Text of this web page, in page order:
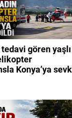
tedavi gören yaşlı
Konya’ya sevk